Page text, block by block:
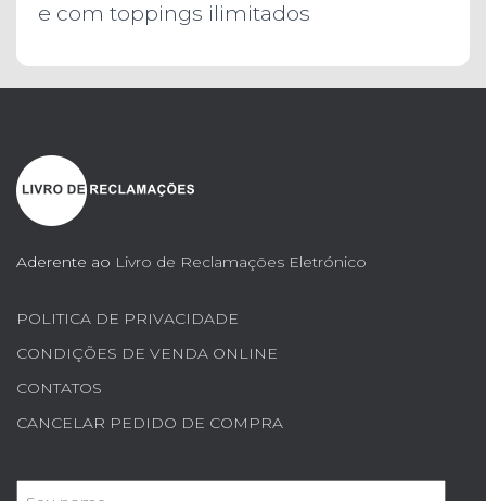
e com toppings ilimitados
Aderente ao Livro de Reclamações Eletrónico
POLITICA DE PRIVACIDADE
CONDIÇÕES DE VENDA ONLINE
CONTATOS
CANCELAR PEDIDO DE COMPRA